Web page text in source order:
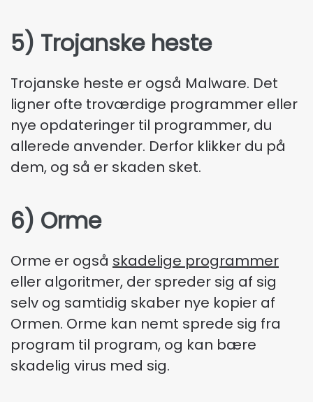
5) Trojanske heste
Trojanske heste er også Malware. Det
ligner ofte troværdige programmer eller
nye opdateringer til programmer, du
allerede anvender. Derfor klikker du på
dem, og så er skaden sket.
6) Orme
Orme er også skadelige programmer
eller algoritmer, der spreder sig af sig
selv og samtidig skaber nye kopier af
Ormen. Orme kan nemt sprede sig fra
program til program, og kan bære
skadelig virus med sig.